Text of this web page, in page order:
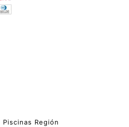
Piscinas Región